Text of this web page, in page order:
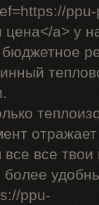
a> у
все
ppu-